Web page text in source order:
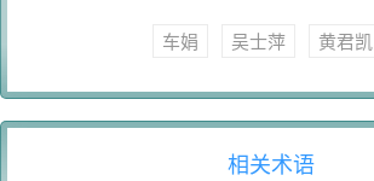
车娟 吴士萍 黄君凯
相关术语